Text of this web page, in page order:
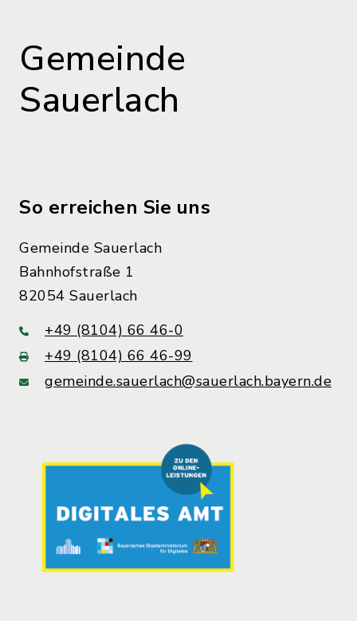
Gemeinde
Sauerlach
So erreichen Sie uns
Gemeinde Sauerlach
Bahnhofstraße 1
82054 Sauerlach
+49 (8104) 66 46-0
+49 (8104) 66 46-99
gemeinde.sauerlach@sauerlach.bayern.de